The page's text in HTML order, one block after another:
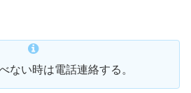
ない時は電話連絡する。